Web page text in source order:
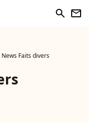
search newsletter
News Faits divers